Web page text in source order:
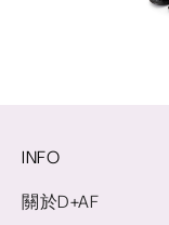
INFO
關於D+AF